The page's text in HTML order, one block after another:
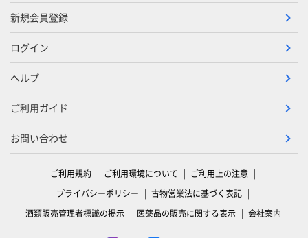
新規会員登録
ログイン
ヘルプ
ご利用ガイド
お問い合わせ
ご利用規約 ご利用環境について
ご利用上の注意
プライバシーポリシー
古物営業法に基づく表記
酒類販売管理者標識の掲示
医薬品の販売に関する表示 会社案内